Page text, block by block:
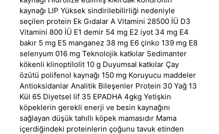
kaynağı LIP Yüksek sindirilebilirliği nedeniyle
seçilen protein Ek Gıdalar A Vitamini 28500 İÜ D3
Vitamini 800 İÜ E1 demir 54 mg E2 iyot 34 mg E4
bakır 5 mg E5 manganez 38 mg E6 çinko 139 mg E8
selenyum 016 mg Teknolojik katkılar Sedimanter
kökenli klinoptilolit 10 g Duyumsal katkılar Çay
özütü polifenol kaynağı 150 mg Koruyucu maddeler
Antioksidanlar Analitik Bileşenler Protein 30 Yağ 13
Kül 65 Diyetsel lif 35 EPADHA 4gkg Yetişkin
köpeklerin gerekli enerji ve besin kaynağını
sağlayan düşük tahıllı köpek mamasıdır Mama
içerdiğindeki proteinlerin çoğunu tavuk etinden